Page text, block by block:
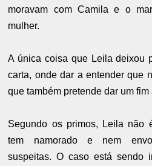
moravam com Camila e o
mulher.
A única coisa que Leila deixou
carta, onde dar a entender que
que também pretende dar um fim
Segundo os primos, Leila não
tem namorado e nem
suspeitas. O caso está sendo